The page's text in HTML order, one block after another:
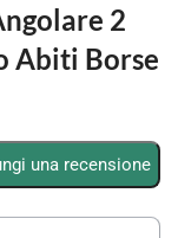
2
Abiti Borse
una recensione